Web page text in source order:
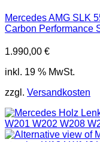
Mercedes AMG SLK
Carbon Performance
1.990,00 €
inkl. 19 % MwSt.
zzgl. Versandkosten